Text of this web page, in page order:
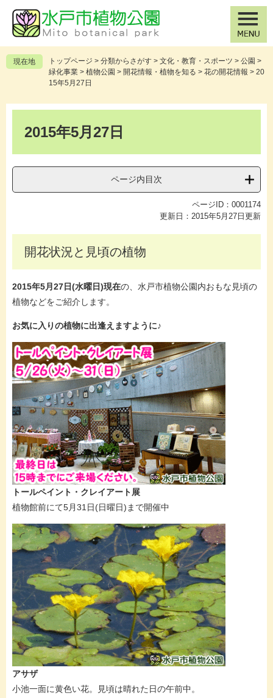
の
先
頭
ー
を
飛
現在地 トップページ > 分類からさがす > 文化・教育・スポーツ > 公園 >
緑化事業 > 植物公園 > 開花情報・植物を知る > 花の開花情報 > 20
15年5月27日
2015年5月27日
ページ内目次
ページID：0001174
更新日：2015年5月27日更新
開花状況と見頃の植物
2015年5月27日(水曜日)現在の、水戸市植物公園内おもな見頃の
植物などをご紹介します。
お気に入りの植物に出逢えますように♪
トールペイント・クレイアート展
植物館前にて5月31日(日曜日)まで開催中
アサザ
小池一面に黄色い花。見頃は晴れた日の午前中。